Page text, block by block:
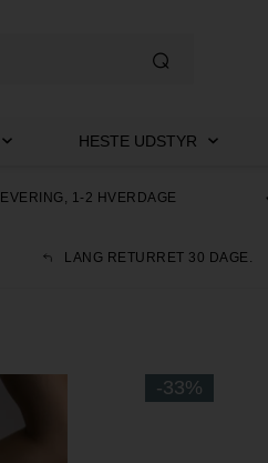
HESTE UDSTYR
1-2 HVERDAGE
LANG RETURRET 30 DAGE.
-33%